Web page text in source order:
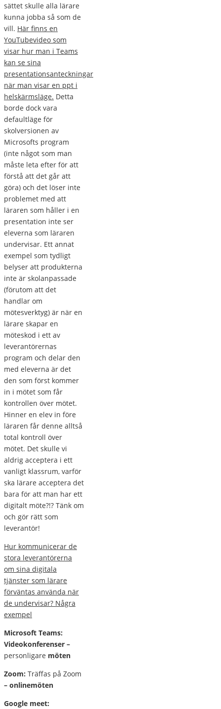
sättet skulle alla lärare
kunna jobba så som de
vill. Här finns en
YouTubevideo som
visar hur man i Teams
kan se sina
presentationsanteckningar
när man visar en ppt i
helskärmsläge. Detta
borde dock vara
defaultläge för
skolversionen av
Microsofts program
(inte något som man
måste leta efter för att
förstå att det går att
göra) och det löser inte
problemet med att
läraren som håller i en
presentation inte ser
eleverna som läraren
undervisar. Ett annat
exempel som tydligt
belyser att produkterna
inte är skolanpassade
(förutom att det
handlar om
mötesverktyg) är när en
lärare skapar en
möteskod i ett av
leverantörernas
program och delar den
med eleverna är det
den som först kommer
in i mötet som får
kontrollen över mötet.
Hinner en elev in före
läraren får denne alltså
total kontroll över
mötet. Det skulle vi
aldrig acceptera i ett
vanligt klassrum, varför
ska lärare acceptera det
bara för att man har ett
digitalt möte?!? Tänk om
och gör rätt som
leverantör!
Hur kommunicerar de
stora leverantörerna
om sina digitala
tjänster som lärare
förväntas använda när
de undervisar? Några
exempel
Microsoft Teams:
Videokonferenser –
personligare möten
Zoom: Träffas på Zoom
– onlinemöten
Google meet: